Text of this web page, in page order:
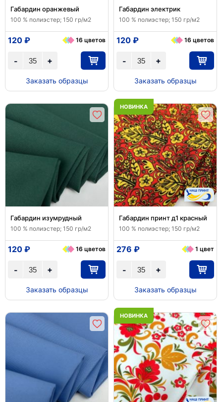
Габардин оранжевый
100 % полиэстер; 150 гр/м2
+
-
120 ₽ 16 цветов
Заказать образцы
Габардин электрик
100 % полиэстер; 150 гр/м2
+
-
120 ₽ 16 цветов
Заказать образцы
Габардин изумрудный
100 % полиэстер; 150 гр/м2
+
-
120 ₽ 16 цветов
Заказать образцы
НОВИНКА
Габардин принт д1 красный
100 % полиэстер; 150 гр/м2
+
-
276 ₽ 1 цвет
Заказать образцы
НОВИНКА